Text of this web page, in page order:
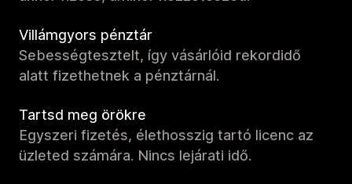
Villámgyors pénztár
Sebességtesztelt, így vásárlóid rekordidő
alatt fizethetnek a pénztárnál.
Tartsd meg örökre
Egyszeri fizetés, élethosszig tartó licenc az
üzleted számára. Nincs lejárati idő.